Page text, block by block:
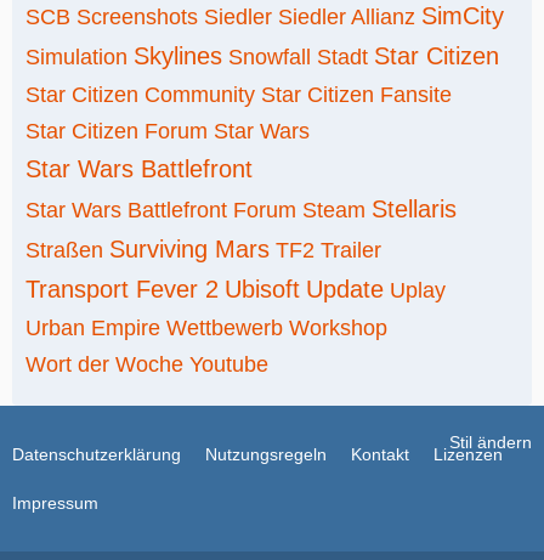
SCB Screenshots Siedler Siedler Allianz SimCity
Simulation Skylines Snowfall Stadt Star Citizen
Star Citizen Community Star Citizen Fansite
Star Citizen Forum Star Wars
Star Wars Battlefront
Star Wars Battlefront Forum Steam Stellaris
Straßen Surviving Mars TF2 Trailer
Transport Fever 2 Ubisoft Update Uplay
Urban Empire Wettbewerb Workshop
Wort der Woche Youtube
Stil ändern
Datenschutzerklärung Nutzungsregeln Kontakt Lizenzen
Impressum